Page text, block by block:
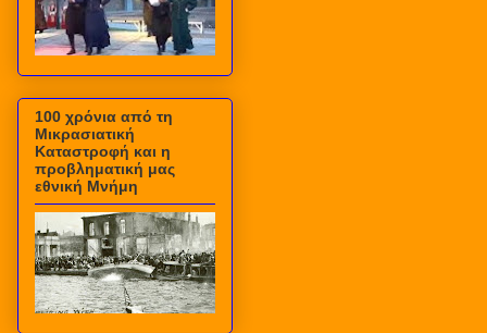
100 χρόνια από τη
Μικρασιατική
Καταστροφή και η
προβληματική μας
εθνική Μνήμη